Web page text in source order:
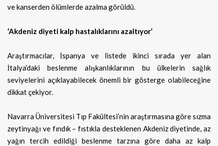
ve kanserden ölümlerde azalma görüldü.
‘Akdeniz diyeti kalp hastalıklarını azaltıyor’
Araştırmacılar, İspanya ve listede ikinci sırada yer alan
İtalya’daki beslenme alışkanlıklarının bu ülkelerin sağlık
seviyelerini açıklayabilecek önemli bir gösterge olabileceğine
dikkat çekiyor.
Navarra Üniversitesi Tıp Fakültesi’nin araştırmasına göre sızma
zeytinyağı ve fındık – fıstıkla desteklenen Akdeniz diyetinde, az
yağın tercih edildiği beslenme tarzına göre daha az kalp